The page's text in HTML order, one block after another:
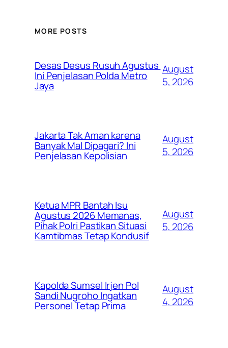
MORE POSTS
Desas Desus Rusuh Agustus
Ini Penjelasan Polda Metro
Jaya
August
5, 2026
Jakarta Tak Aman karena
Banyak Mal Dipagari? Ini
Penjelasan Kepolisian
August
5, 2026
Ketua MPR Bantah Isu
Agustus 2026 Memanas,
Pihak Polri Pastikan Situasi
Kamtibmas Tetap Kondusif
August
5, 2026
Kapolda Sumsel Irjen Pol
Sandi Nugroho Ingatkan
Personel Tetap Prima
August
4, 2026